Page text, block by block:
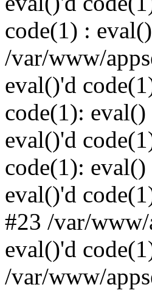
code(1) :
/var/www/
eval()'d
code(1):
eval()'d
code(1):
eval()'d
#23 /var/
eval()'d
/var/www/